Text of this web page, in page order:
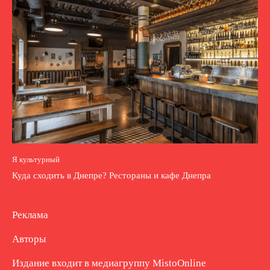
Я культурный
Куда сходить в Днепре? Рестораны и кафе Днепра
Реклама
Авторы
Издание входит в медиагруппу MistoOnline